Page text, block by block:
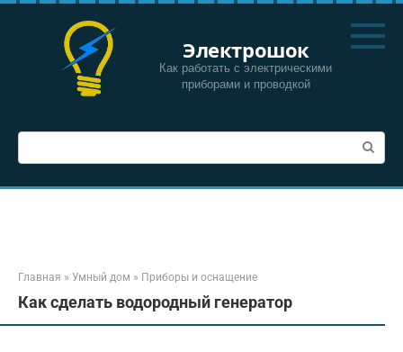
Перейти
Электрошок
Как работать с электрическими
приборами и проводкой
Поиск:
Главная » Умный дом » Приборы и оснащение
Как сделать водородный генератор